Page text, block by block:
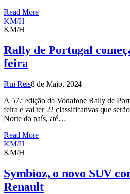
Read More
KM/H
KM/H
Rally de Portugal
feira
Rui Reis8 de Maio, 2024
A 57.ª edição do Vodafone Rally de
feira e vai ter 22 classificativas que
Norte do país, até…
Read More
KM/H
KM/H
Symbioz, o novo SUV
Renault